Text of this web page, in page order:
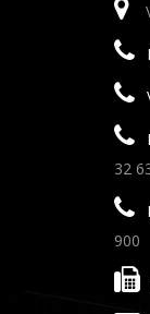
32
900